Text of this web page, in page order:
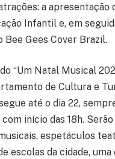
a apresentação
Infantil e, em
Bee Gees Cover Brazil.
“Um Natal Musical
de Cultura e
até o dia 22,
início das 18h. Serão
espetáculos
escolas da cidade, uma